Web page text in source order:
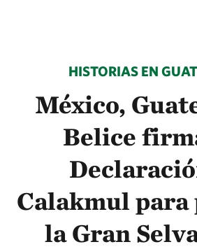
HISTORIAS EN
México,
Belice
Calakmul
la Gran